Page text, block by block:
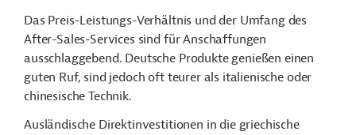
Das Preis-Leistungs-Verhältnis und der Umfang des
After-Sales-Services sind für Anschaffungen
ausschlaggebend. Deutsche Produkte genießen einen
guten Ruf, sind jedoch oft teurer als italienische oder
chinesische Technik.
Ausländische Direktinvestitionen in die griechische